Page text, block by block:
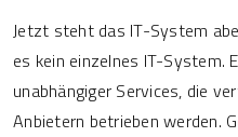
Jetzt steht das IT-System
es kein einzelnes IT-System.
unabhängiger Services, die
Anbietern betrieben werden.